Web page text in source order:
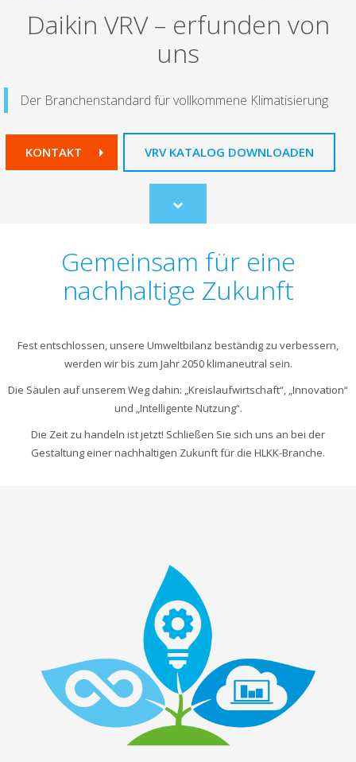
Daikin VRV – erfunden von
uns
Der Branchenstandard für vollkommene Klimatisierung
KONTAKT VRV KATALOG DOWNLOADEN
Scroll
to
Gemeinsam für eine
nachhaltige Zukunft
Fest entschlossen, unsere Umweltbilanz beständig zu verbessern,
werden wir bis zum Jahr 2050 klimaneutral sein.
Die Säulen auf unserem Weg dahin: „Kreislaufwirtschaft“, „Innovation“
und „Intelligente Nutzung“.
Die Zeit zu handeln ist jetzt! Schließen Sie sich uns an bei der
Gestaltung einer nachhaltigen Zukunft für die HLKK-Branche.